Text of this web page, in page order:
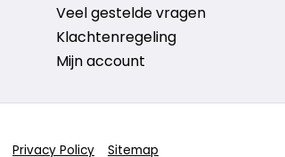
Veel gestelde vragen
Klachtenregeling
Mijn account
Privacy Policy Sitemap